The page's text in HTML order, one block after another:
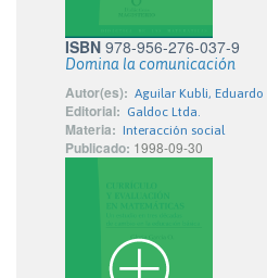
ISBN 978-956-276-037-9
Domina la comunicación
Autor(es): Aguilar Kubli, Eduardo
Editorial: Galdoc Ltda.
Materia: Interacción social
Publicado: 1998-09-30